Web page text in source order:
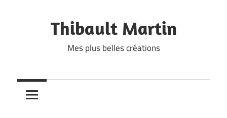
Thibault Martin
Mes plus belles créations